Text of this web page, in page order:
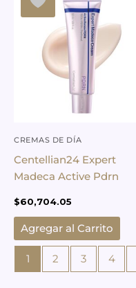
CREMAS DE DÍA
Centellian24 Expert
Madeca Active Pdrn
$60,704.05
Agregar al Carrito
1 2 3 4